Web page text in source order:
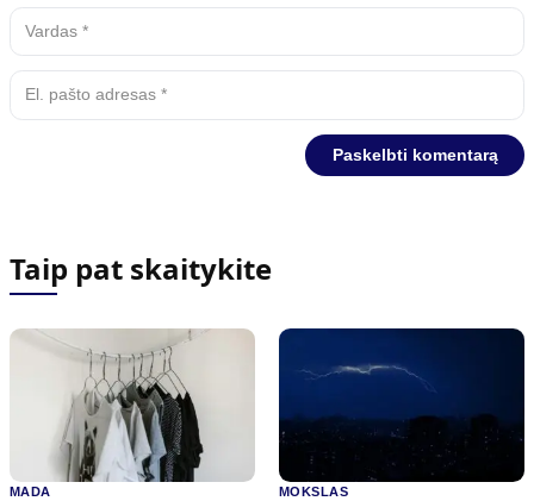
Taip pat skaitykite
MADA MOKSLAS